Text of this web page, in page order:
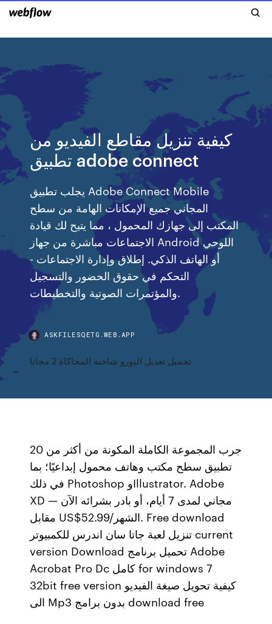
كيفية تنزيل مقاطع الفيديو من
تطبيق adobe connect
يجلب تطبيق Adobe Connect Mobile
المجاني جميع الإمكانات الهامة من سطح
المكتب إلى جهازك المحمول ، مما يتيح لك قيادة
الاجتماعات مباشرة من جهاز Android اللوحي
أو الهاتف الذكي. إطلاق وإدارة الاجتماعات -
التحكم في حقوق الحضور والتسجيل
والمؤتمرات الصوتية والتخطيطات.
ASKFILESQETG.WEB.APP
تحميل تعديل اليورو شاحنة المحاكاة 2 مجانا
جرب المجموعة الكاملة المكونة من أكثر من 20
تطبيق سطح مكتب وهاتف محمول إبداعيًا؛ بما
في ذلك Photoshop وIllustrator. Adobe
XD — مجاني لمدى 7 أيام، أو بادر بشرائه الآن
مقابل US$52.99/الشهر. Free download
تنزيل لعبة جاتا سان اندرس للكمبيوتر current
version Download تحميل برنامج Adobe
Acrobat Pro Dc كامل for windows 7
32bit free version كيفية تحويل صيغة الفيديو
الى Mp3 بدون برامج download free